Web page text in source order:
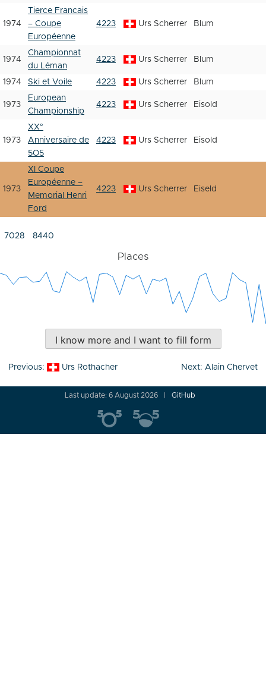
1974
Tierce Francais
– Coupe
Européenne
4223 Urs Scherrer Blum
1974
Championnat
du Léman
4223 Urs Scherrer Blum
1974 Ski et Voile 4223 Urs Scherrer Blum
1973
European
Championship
4223 Urs Scherrer Eisold
1973
XX°
Anniversaire de
5O5
4223 Urs Scherrer Eisold
1973
XI Coupe
Européenne –
Memorial Henri
Ford
4223 Urs Scherrer Eiseld
7028 8440
Places
I know more and I want to fill form
Post
Previous: Urs Rothacher Next: Alain Chervet
Last update: 6 August 2026 GitHub